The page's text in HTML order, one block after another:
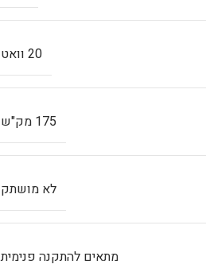
20 וואט
175 מק"ש
לא מושתק
מתאים להתקנה פנימית